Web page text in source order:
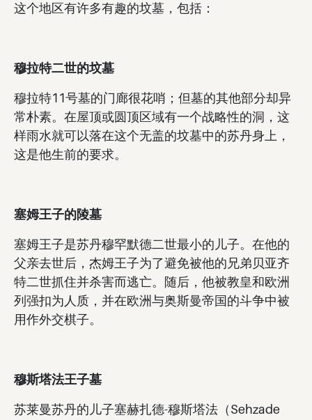
这个地区有许多有趣的坟墓，包括：
穆拉特二世的坟墓
穆拉特11号墓的门廊很花哨；但墓的其他部分却异
常朴素。在屋顶或圆顶区域有一个战略性的洞，这
样雨水就可以落在这个无盖的坟墓中的苏丹身上，
这是他生前的要求。
塞姆王子的陵墓
塞姆王子是苏丹穆罕默德二世最小的儿子。在他的
父亲去世后，杰姆王子为了避免被他的兄弟贝亚齐
特二世抓住并杀害而逃亡。随后，他被教皇和欧洲
列强扣为人质，并在欧洲与奥斯曼帝国的斗争中被
用作外交棋子。
穆斯塔法王子墓
苏莱曼苏丹的儿子塞赫扎德-穆斯塔法（Sehzade